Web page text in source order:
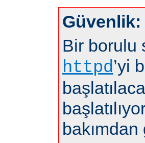
Güvenlik:
Bir borulu
httpd’yi
bakımdan